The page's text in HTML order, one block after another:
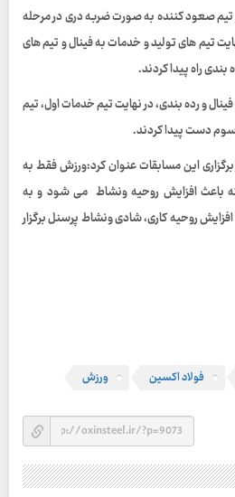
تیم‌ صعود کننده به صورت ضربه دری در مرحله
تیم های تولید و خدمات به فینال و تیم های
و رده بندی، در نهایت تیم خدمات اول، تیم
سوم دست پیدا کردند.
این مسابقات عنوان کرد:ورزش فقط به
افزایش روحیه و‌نشاط می شود و به
روحیه کاری، شادی و‌نشاط پرسنل برگزار
فولاد اکسین
ورزش